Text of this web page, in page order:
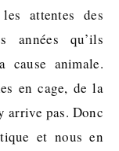
attentes des
années qu’ils
cause animale.
en cage, de la
arrive pas. Donc
et nous en